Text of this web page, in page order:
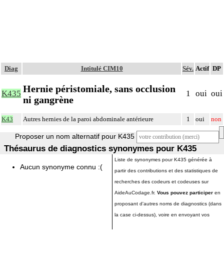
Diag Intitulé CIM10 Sév. Actif DP
K435 Hernie péristomiale, sans occlusion
ni gangrène
1 oui oui
K43 Autres hernies de la paroi abdominale antérieure 1 oui non
Proposer un nom alternatif pour K435
Thésaurus de diagnostics synonymes pour K435
Aucun synonyme connu :(
Liste de synonymes pour K435 générée à
partir des contributions et des statistiques de
recherches des codeurs et codeuses sur
AideAuCodage.fr. Vous pouvez participer en
proposant d'autres noms de diagnostics (dans
la case ci-dessus), voire en envoyant vos